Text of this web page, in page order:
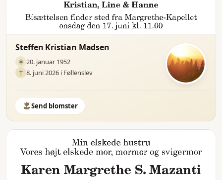
Steffen Kristian Madsen
20. januar 1952
8. juni 2026 i Føllenslev
Send blomster